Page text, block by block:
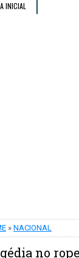
INICIAL
» NACIONAL
no